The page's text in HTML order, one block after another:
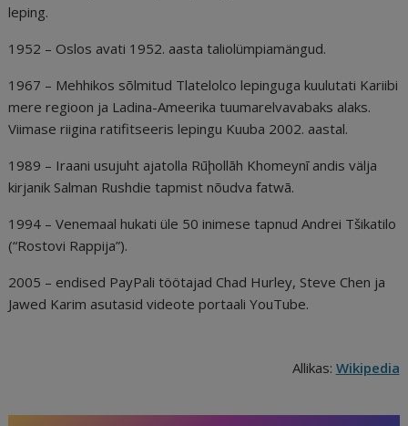
leping.
1952 – Oslos avati 1952. aasta taliolümpiamängud.
1967 – Mehhikos sõlmitud Tlatelolco lepinguga kuulutati Kariibi
mere regioon ja Ladina-Ameerika tuumarelvavabaks alaks.
Viimase riigina ratifitseeris lepingu Kuuba 2002. aastal.
1989 – Iraani usujuht ajatolla Rūḩollāh Khomeynī andis välja
kirjanik Salman Rushdie tapmist nõudva fatwā.
1994 – Venemaal hukati üle 50 inimese tapnud Andrei Tšikatilo
(“Rostovi Rappija”).
2005 – endised PayPali töötajad Chad Hurley, Steve Chen ja
Jawed Karim asutasid videote portaali YouTube.
Allikas: Wikipedia